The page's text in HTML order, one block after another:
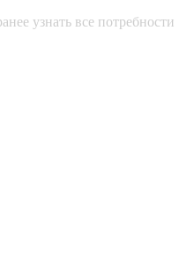
узнать все потребности